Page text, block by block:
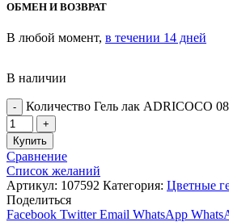
ОБМЕН И ВОЗВРАТ
В любой момент, в течении 14 дней
В наличии
Количество Гель лак ADRICOCO
Купить
Сравнение
Список желаний
Артикул: 107592 Категория: Цветные
Поделиться
Facebook Twitter Email WhatsApp